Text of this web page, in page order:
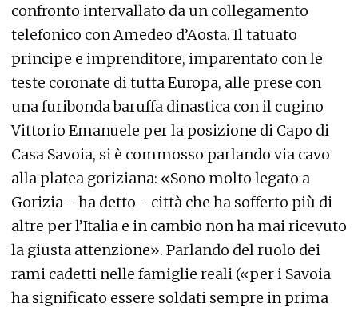
confronto intervallato da un collegamento
telefonico con Amedeo d’Aosta. Il tatuato
principe e imprenditore, imparentato con le
teste coronate di tutta Europa, alle prese con
una furibonda baruffa dinastica con il cugino
Vittorio Emanuele per la posizione di Capo di
Casa Savoia, si è commosso parlando via cavo
alla platea goriziana: «Sono molto legato a
Gorizia - ha detto - città che ha sofferto più di
altre per l’Italia e in cambio non ha mai ricevuto
la giusta attenzione». Parlando del ruolo dei
rami cadetti nelle famiglie reali («per i Savoia
ha significato essere soldati sempre in prima